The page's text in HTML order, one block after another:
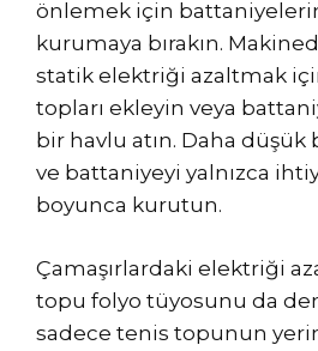
önlemek için
kurumaya bırakın.
statik elektriği azaltmak
topları ekleyin veya
bir havlu atın. Daha düşük
ve battaniyeyi yalnızca
boyunca kurutun.
Çamaşırlardaki elektriği
topu folyo tüyosunu da
sadece tenis topunun